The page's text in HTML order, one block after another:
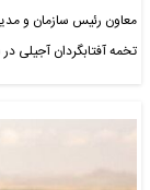
تخمه آفتابگردان آجیلی